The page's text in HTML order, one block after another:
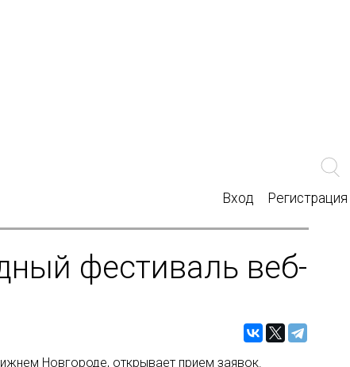
Вход Регистрация
фестиваль веб-
Новгороде, открывает прием заявок.